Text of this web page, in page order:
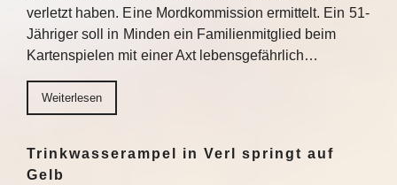
verletzt haben. Eine Mordkommission ermittelt. Ein 51-
Jähriger soll in Minden ein Familienmitglied beim
Kartenspielen mit einer Axt lebensgefährlich…
Weiterlesen
Trinkwasserampel in Verl springt auf
Gelb